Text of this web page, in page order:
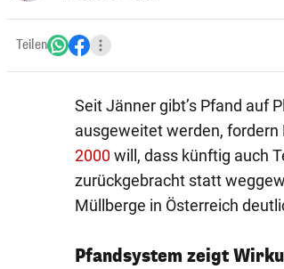
Teilen
Seit Jänner gibt’s Pfand auf
ausgeweitet werden,
2000will, dass künftig auch
zurückgebracht statt
Müllberge in Österreich
Pfandsystem zeigt